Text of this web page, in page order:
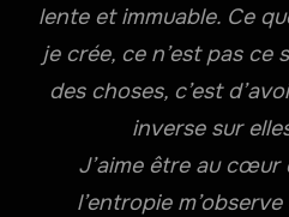
lente et immuable. Ce
je crée, ce n’est pas ce
des choses, c’est
inverse sur
J’aime être au cœur
l’entropie